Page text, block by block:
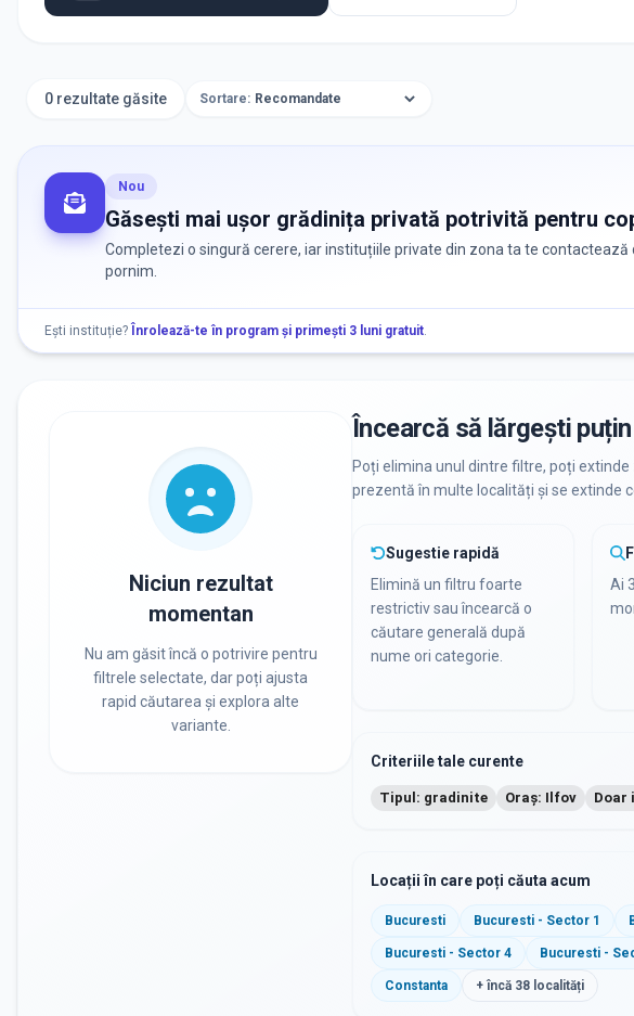
0 rezultate găsite Sortare:
Nou
Găsești mai ușor grădinița privată potrivită pentru
Completezi o singură cerere, iar instituțiile private din zona ta te contactează
pornim.
Ești instituție? Înrolează-te în program și primești 3 luni gratuit.
Niciun rezultat
momentan
Nu am găsit încă o potrivire pentru
filtrele selectate, dar poți ajusta
rapid căutarea și explora alte
variante.
Încearcă să lărgești
Poți elimina unul dintre filtre, poți
prezentă în multe localități și se extinde
Sugestie rapidă
Elimină un filtru foarte
restrictiv sau încearcă o
căutare generală după
nume ori categorie.
Ai
Criteriile tale curente
Tipul: gradinite Oraș: Ilfov Doar
Locații în care poți căuta acum
Bucuresti Bucuresti - Sector 1
Bucuresti - Sector 4 Bucuresti -
Constanta + încă 38 localități